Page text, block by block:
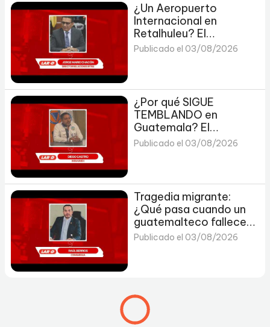
¿Un Aeropuerto
Internacional en
Retalhuleu? El
megaproyecto y
Publicado el 03/08/2026
¿Por qué SIGUE
TEMBLANDO en
Guatemala? El
Insivumeh responde
Publicado el 03/08/2026
Tragedia migrante:
¿Qué pasa cuando un
guatemalteco fallece
en EE. UU.?
Publicado el 03/08/2026